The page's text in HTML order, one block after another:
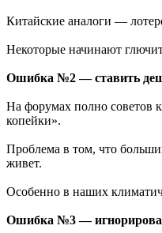
Китайские аналоги —
Некоторые начинают
Ошибка №2 — ставить
На форумах полно советов
копейки».
Проблема в том, что
живет.
Особенно в наших
Ошибка №3 —